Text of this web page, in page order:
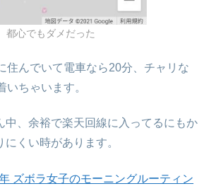
都心でもダメだった
住んでいて電車なら20分、チャリな
いちゃいます。
中、余裕で楽天回線に入ってるにもか
くい時があります。
ズボラ女子のモーニングルーティン